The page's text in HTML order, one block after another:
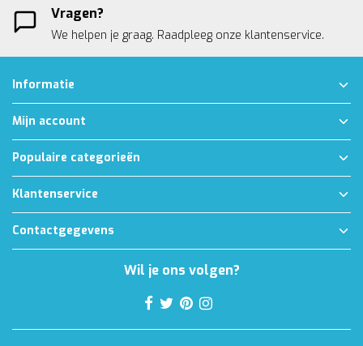
Vragen?
We helpen je graag. Raadpleeg onze klantenservice.
Informatie
Mijn account
Populaire categorieën
Klantenservice
Contactgegevens
Wil je ons volgen?